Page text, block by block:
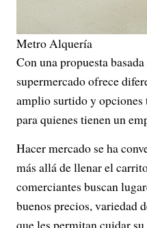
Metro Alquería
Con una propuesta
supermercado ofrece
amplio surtido y
para quienes tienen un
Hacer mercado se ha
más allá de llenar el
comerciantes buscan
buenos precios, variedad
que les permitan cuidar